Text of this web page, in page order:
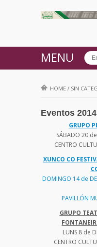
MENU
HOME / SIN
Eventos 2014
GRUPO
SÁBADO 20
CENTRO
XUNCO CO
DOMINGO 14 de
PAVILLÓN
GRUPO
LUNS 8 de
CENTRO